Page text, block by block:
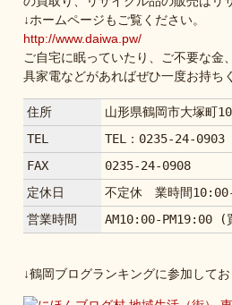
↓ホームページもご覧ください。
http://www.daiwa.pw/
ご自宅に眠っていたり、ご不要な金
具家電などがあればぜひ一度お持ち
住所
山形県鶴岡市大塚町
TEL
TEL：0235-24-0903
FAX
0235-24-0908
定休日
不定休 業時間
営業時間
AM10:00-PM19:00 (
↓鶴岡ブログランキングに参加してお